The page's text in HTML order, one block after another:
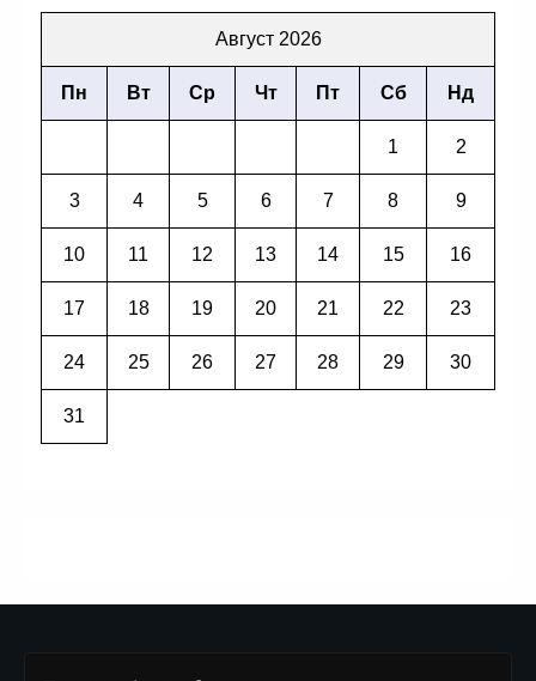
Август 2026
Пн Вт Ср Чт Пт Сб Нд
1 2
3 4 5 6 7 8 9
10 11 12 13 14 15 16
17 18 19 20 21 22 23
24 25 26 27 28 29 30
31